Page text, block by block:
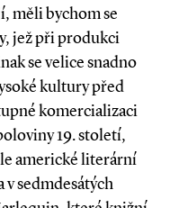
měli bychom se
jež při produkci
se velice snadno
kultury před
komercializaci
19. století,
americké literární
v sedmdesátých